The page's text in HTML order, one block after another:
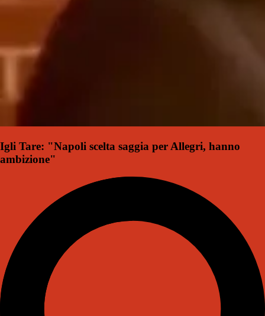
Igli Tare: "Napoli scelta saggia per Allegri, hanno
ambizione"